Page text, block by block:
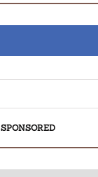
SPONSORED